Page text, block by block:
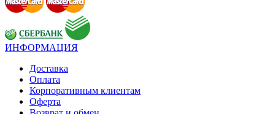
ИНФОРМАЦИЯ
Доставка
Оплата
Корпоративным клиентам
Оферта